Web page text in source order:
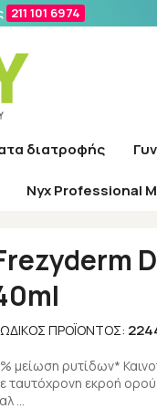
211 101 6974
διατροφής
Nyx Professional
Diamond Wrinkle
ΠΡΟΪΌΝΤΟΣ:
μείωση ρυτίδων*
ταυτόχρονη εκροή
…